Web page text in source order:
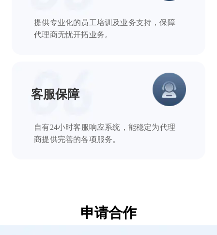
提供专业化的员工培训及业务支持，保障
代理商无忧开拓业务。
客服保障
自有24小时客服响应系统，能稳定为代理
商提供完善的各项服务。
申请合作